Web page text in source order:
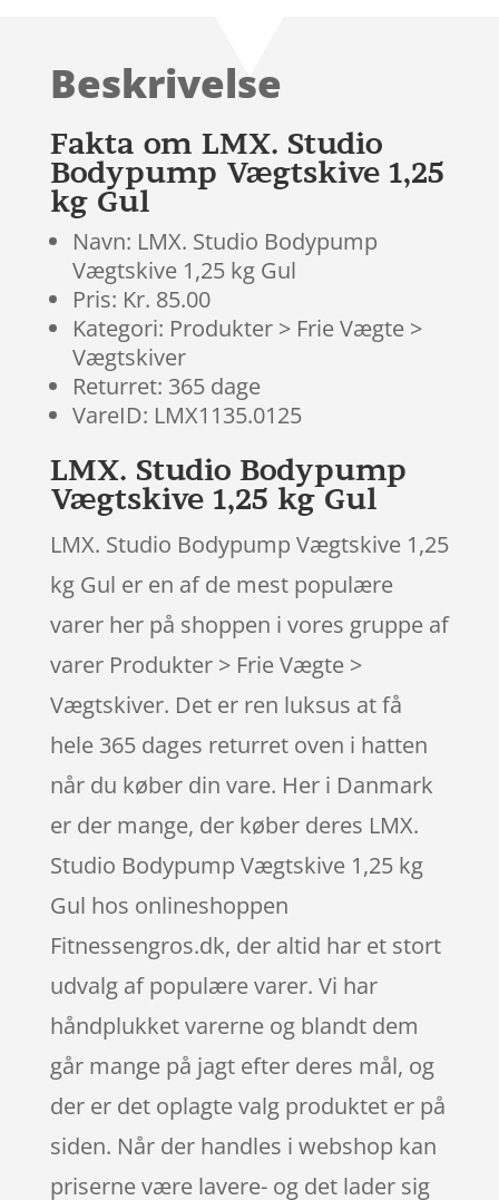
på
mmelser
Beskrivelse
Fakta om LMX. Studio
Bodypump Vægtskive 1,25
kg Gul
Navn: LMX. Studio Bodypump
Vægtskive 1,25 kg Gul
Pris: Kr. 85.00
Kategori: Produkter > Frie Vægte >
Vægtskiver
Returret: 365 dage
VareID: LMX1135.0125
LMX. Studio Bodypump
Vægtskive 1,25 kg Gul
LMX. Studio Bodypump Vægtskive 1,25
kg Gul er en af de mest populære
varer her på shoppen i vores gruppe af
varer Produkter > Frie Vægte >
Vægtskiver. Det er ren luksus at få
hele 365 dages returret oven i hatten
når du køber din vare. Her i Danmark
er der mange, der køber deres LMX.
Studio Bodypump Vægtskive 1,25 kg
Gul hos onlineshoppen
Fitnessengros.dk, der altid har et stort
udvalg af populære varer. Vi har
håndplukket varerne og blandt dem
går mange på jagt efter deres mål, og
der er det oplagte valg produktet er på
siden. Når der handles i webshop kan
priserne være lavere- og det lader sig